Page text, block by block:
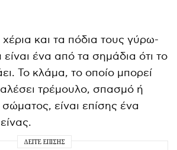
και τα πόδια τους γύρω-
ένα από τα σημάδια ότι το
Το κλάμα, το οποίο μπορεί
τρέμουλο, σπασμό ή
είναι επίσης ένα
ΔΕΊΤΕ ΕΠΊΣΗΣ